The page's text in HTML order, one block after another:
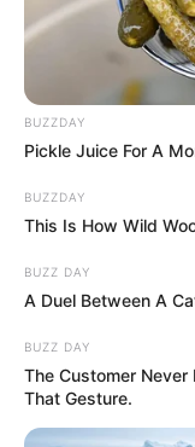
BUZZDAY
Pickle Juice For A
BUZZDAY
This Is How Wild
BUZZ DAY
A Duel Between A
BUZZ DAY
The Customer
That Gesture.